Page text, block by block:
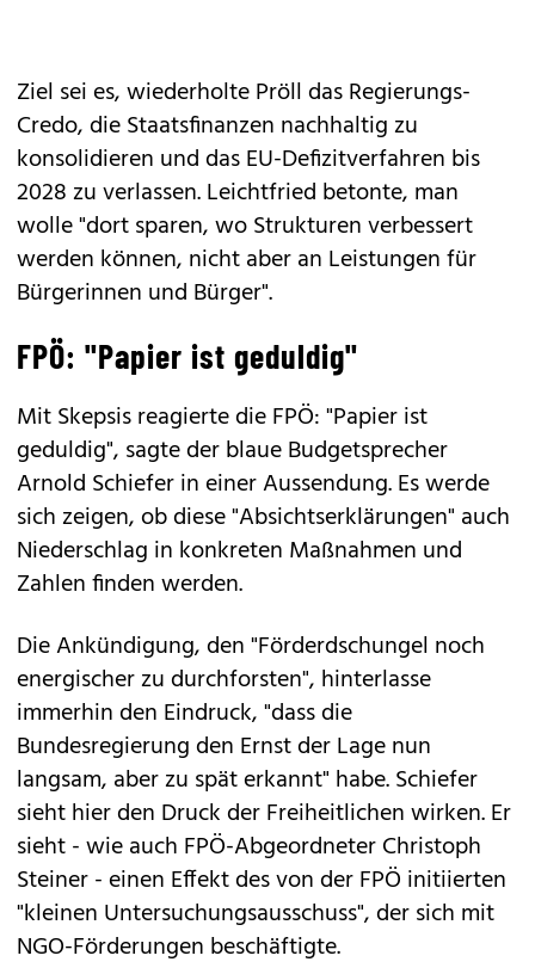
Ziel sei es, wiederholte Pröll das Regierungs-
Credo, die Staatsfinanzen nachhaltig zu
konsolidieren und das EU-Defizitverfahren bis
2028 zu verlassen. Leichtfried betonte, man
wolle "dort sparen, wo Strukturen verbessert
werden können, nicht aber an Leistungen für
Bürgerinnen und Bürger".
FPÖ: "Papier ist geduldig"
Mit Skepsis reagierte die FPÖ: "Papier ist
geduldig", sagte der blaue Budgetsprecher
Arnold Schiefer in einer Aussendung. Es werde
sich zeigen, ob diese "Absichtserklärungen" auch
Niederschlag in konkreten Maßnahmen und
Zahlen finden werden.
Die Ankündigung, den "Förderdschungel noch
energischer zu durchforsten", hinterlasse
immerhin den Eindruck, "dass die
Bundesregierung den Ernst der Lage nun
langsam, aber zu spät erkannt" habe. Schiefer
sieht hier den Druck der Freiheitlichen wirken. Er
sieht - wie auch FPÖ-Abgeordneter Christoph
Steiner - einen Effekt des von der FPÖ initiierten
"kleinen Untersuchungsausschuss", der sich mit
NGO-Förderungen beschäftigte.